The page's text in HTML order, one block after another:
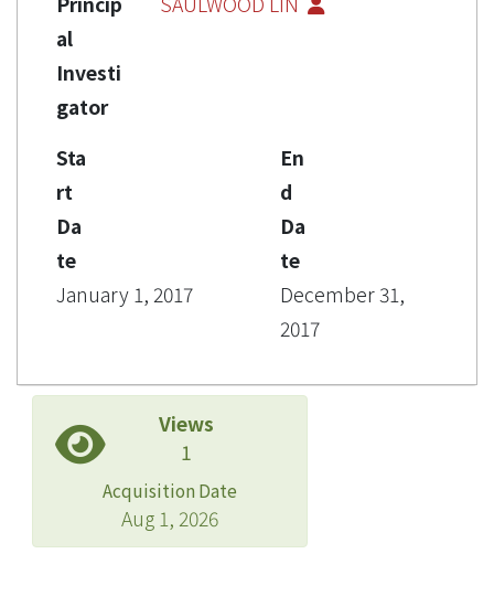
al
Investi
gator
Sta
rt
Da
te
January 1, 2017
En
d
Da
te
December 31,
2017
Views
1
Acquisition Date
Aug 1, 2026